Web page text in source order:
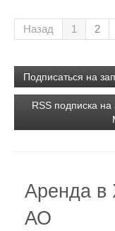
Назад 1 2
Подписаться на
RSS подписка
Аренда в
АО